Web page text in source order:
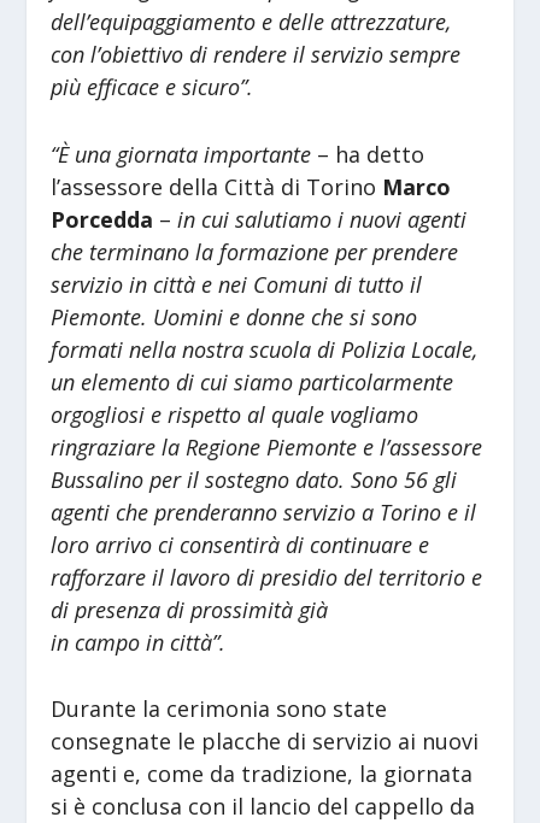
dell’equipaggiamento e delle attrezzature,
con l’obiettivo di rendere il servizio sempre
più efficace e sicuro”.
“È una giornata importante – ha detto
l’assessore della Città di Torino Marco
Porcedda –in cui salutiamo i nuovi agenti
che terminano la formazione per prendere
servizio in città e nei Comuni di tutto il
Piemonte. Uomini e donne che si sono
formati nella nostra scuola di Polizia Locale,
un elemento di cui siamo particolarmente
orgogliosi e rispetto al quale vogliamo
ringraziare la Regione Piemonte e l’assessore
Bussalino per il sostegno dato. Sono 56 gli
agenti che prenderanno servizio a Torino e il
loro arrivo ci consentirà di continuare e
rafforzare il lavoro di presidio del territorio e
di presenza di prossimità già
in campo in città”.
Durante la cerimonia sono state
consegnate le placche di servizio ai nuovi
agenti e, come da tradizione, la giornata
si è conclusa con il lancio del cappello da